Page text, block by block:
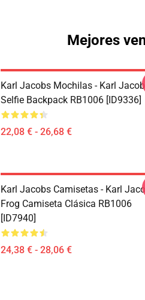
Mejores
Karl Jacobs Mochilas - Karl
Selfie Backpack RB1006 [ID9336]
22,08 € - 26,68 €
Karl Jacobs Camisetas - Karl
Frog Camiseta Clásica RB1006
[ID7940]
24,38 € - 28,06 €